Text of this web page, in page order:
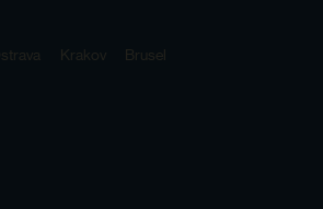
Krakov Brusel